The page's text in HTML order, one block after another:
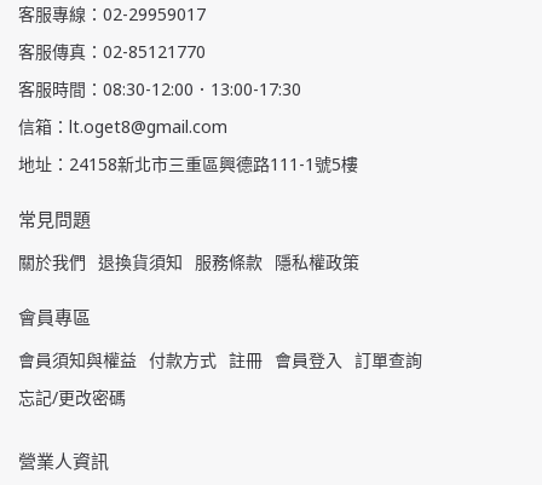
客服專線：02-29959017
客服傳真：02-85121770
客服時間：08:30-12:00．13:00-17:30
信箱：lt.oget8@gmail.com
地址：24158新北市三重區興德路111-1號5樓
常見問題
關於我們 退換貨須知 服務條款 隱私權政策
會員專區
會員須知與權益 付款方式 註冊 會員登入
訂單查詢
忘記/更改密碼
營業人資訊